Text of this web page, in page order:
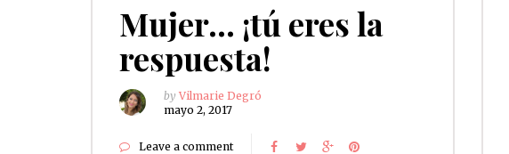
Mujer… ¡tú eres la
respuesta!
by Vilmarie Degró
mayo 2, 2017
Leave a comment